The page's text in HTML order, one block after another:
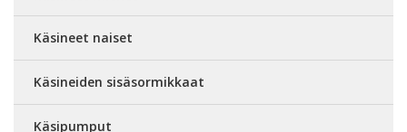
Käsineet naiset
Käsineiden sisäsormikkaat
Käsipumput